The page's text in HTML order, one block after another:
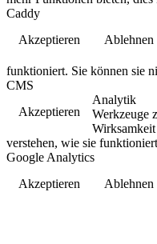
Caddy
Akzeptieren
Ablehnen
funktioniert. Sie können sie
CMS
Akzeptieren
Analytik
Werkzeuge
Wirksamkeit
verstehen, wie sie
Google Analytics
Akzeptieren
Ablehnen